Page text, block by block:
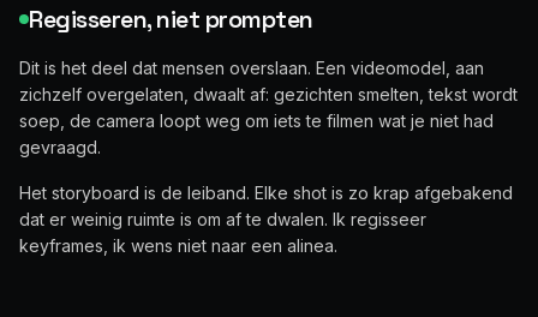
Regisseren, niet prompten
Dit is het deel dat mensen overslaan. Een videomodel, aan
zichzelf overgelaten, dwaalt af: gezichten smelten, tekst wordt
soep, de camera loopt weg om iets te filmen wat je niet had
gevraagd.
Het storyboard is de leiband. Elke shot is zo krap afgebakend
dat er weinig ruimte is om af te dwalen. Ik regisseer
keyframes, ik wens niet naar een alinea.